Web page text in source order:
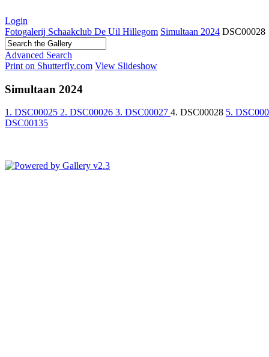
Login
Fotogalerij Schaakclub De Uil Hillegom Simultaan 2024 DSC00028
Advanced Search
Print on Shutterfly.com View Slideshow
Simultaan 2024
1. DSC00025 2. DSC00026 3. DSC00027 4. DSC00028 5.
DSC00135